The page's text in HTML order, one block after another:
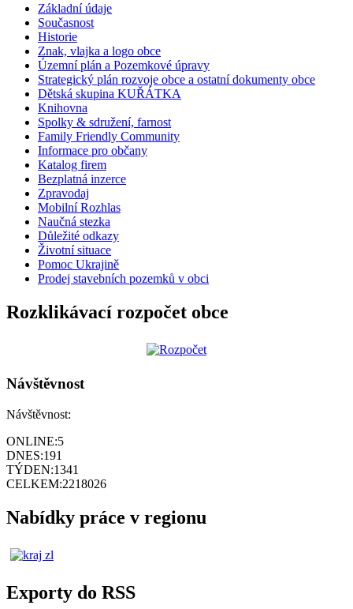
Základní údaje
Současnost
Historie
Znak, vlajka a logo obce
Územní plán a Pozemkové úpravy
Strategický plán rozvoje obce a ostatní dokumenty obce
Dětská skupina KUŘÁTKA
Knihovna
Spolky & sdružení, farnost
Family Friendly Community
Informace pro občany
Katalog firem
Bezplatná inzerce
Zpravodaj
Mobilní Rozhlas
Naučná stezka
Důležité odkazy
Životní situace
Pomoc Ukrajině
Prodej stavebních pozemků v obci
Rozklikávací rozpočet obce
Návštěvnost
Návštěvnost:
ONLINE:5
DNES:191
TÝDEN:1341
CELKEM:2218026
Nabídky práce v regionu
Exporty do RSS